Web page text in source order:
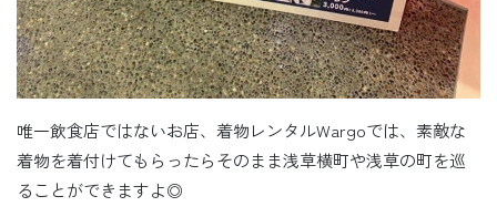
唯一飲食店ではないお店、着物レンタルWargoでは、素敵な
着物を着付けてもらったらそのまま浅草横町や浅草の町を巡
ることができますよ◎